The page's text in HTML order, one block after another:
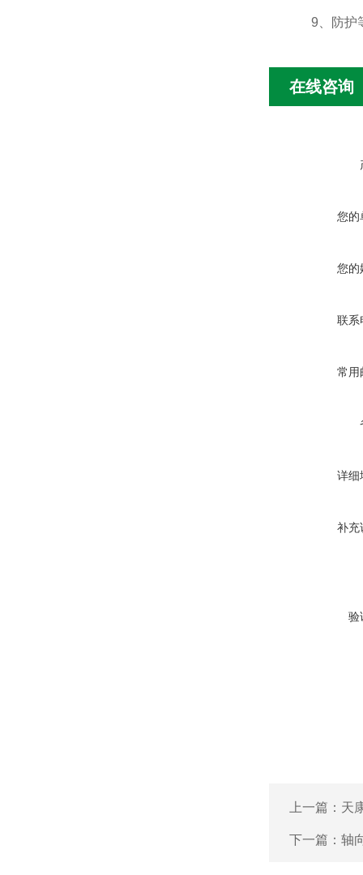
9、防护
在线咨询
您的
您的
联系
常用
详细
补充
验
上一篇： 天
下一篇： 轴